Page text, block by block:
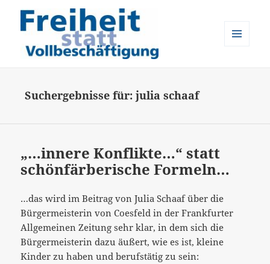
Suchergebnisse für: julia schaaf
„…innere Konflikte…“ statt
schönfärberische Formeln…
…das wird im Beitrag von Julia Schaaf über die
Bürgermeisterin von Coesfeld in der Frankfurter
Allgemeinen Zeitung sehr klar, in dem sich die
Bürgermeisterin dazu äußert, wie es ist, kleine
Kinder zu haben und berufstätig zu sein: